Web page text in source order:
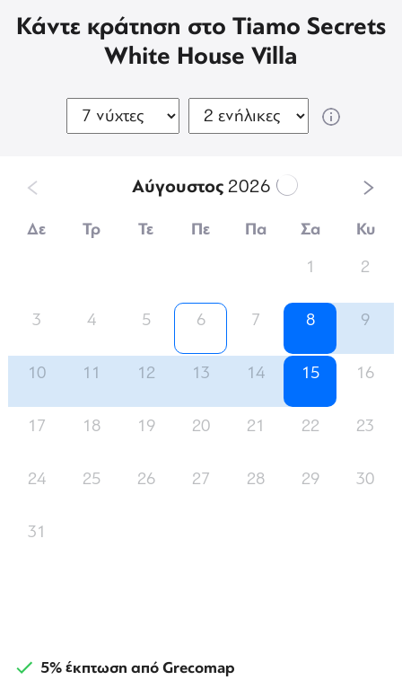
Κάντε κράτηση στο Tiamo Secrets
White House Villa
Αύγουστος2026
Δε Τρ Τε Πε Πα Σα
Κυ
1
2
3 4 5 6 7 8 9
10 11 12 13 14 15 16
17 18 19 20 21 22 23
24 25 26 27 28 29 30
31
5% έκπτωση από Grecomap